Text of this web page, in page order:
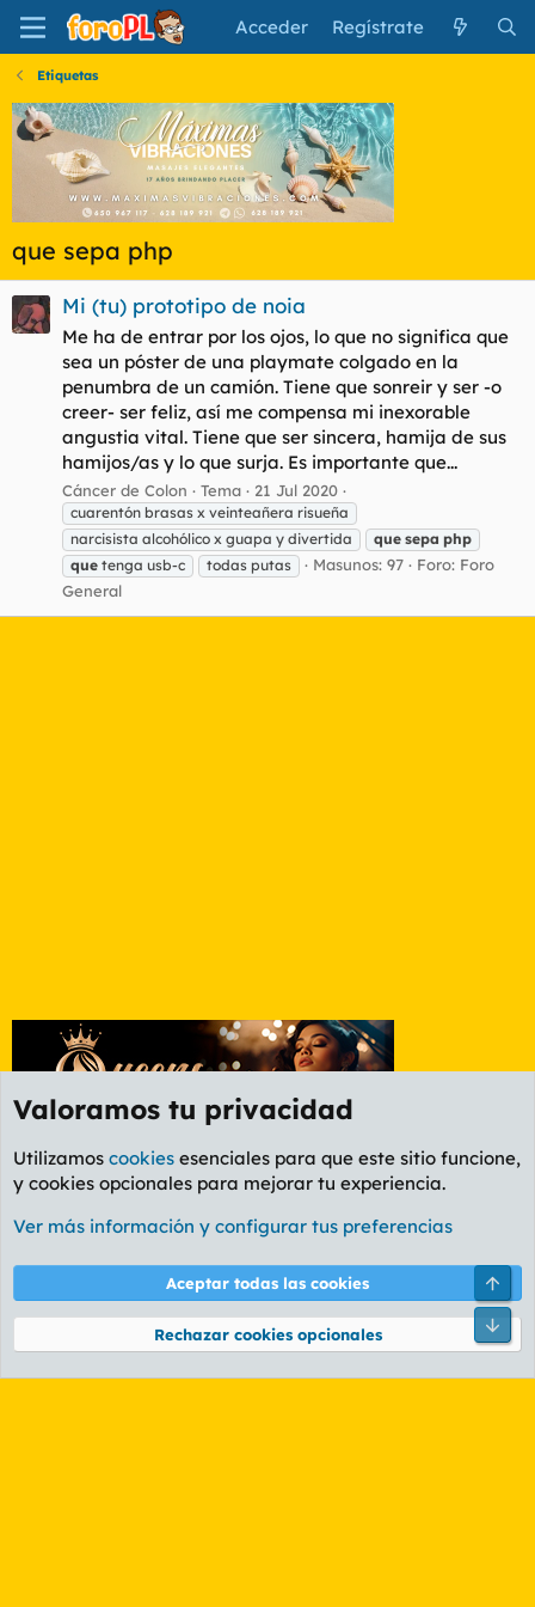
Acceder Regístrate
Etiquetas
que sepa php
Mi (tu) prototipo de noia
Me ha de entrar por los ojos, lo que no significa que
sea un póster de una playmate colgado en la
penumbra de un camión. Tiene que sonreir y ser -o
creer- ser feliz, así me compensa mi inexorable
angustia vital. Tiene que ser sincera, hamija de sus
hamijos/as y lo que surja. Es importante que...
Cáncer de Colon Tema 21 Jul 2020
cuarentón brasas x veinteañera risueña
narcisista alcohólico x guapa y divertida
que sepa php
que tenga usb-c todas putas Masunos: 97 Foro: Foro
General
Etiquetas
Cookies
PL OLDSTYLE AMARILLO
Términos y reglas Política de privacidad Ayuda
Community platform by XenForo® © 2010-2026 XenForo Ltd.
Valoramos tu privacidad
Utilizamos cookies esenciales para que este sitio funcione,
y cookies opcionales para mejorar tu experiencia.
Ver más información y configurar tus preferencias
Aceptar todas las cookies
Rechazar cookies opcionales
Pie